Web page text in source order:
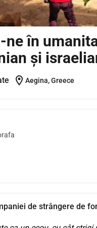
ne în
și
location_on Aegina, Greece
de strângere de